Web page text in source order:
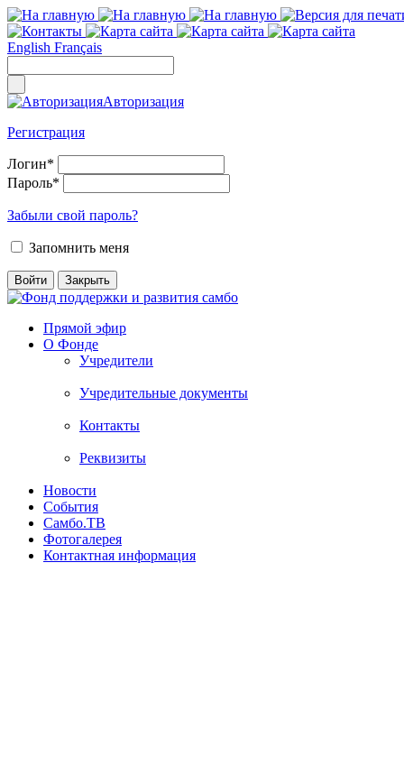
English Français
Авторизация
Регистрация
Логин*
Пароль*
Забыли свой пароль?
Запомнить меня
Прямой эфир
О Фонде
Учредители
Учредительные документы
Контакты
Реквизиты
Новости
События
Самбо.ТВ
Фотогалерея
Контактная информация